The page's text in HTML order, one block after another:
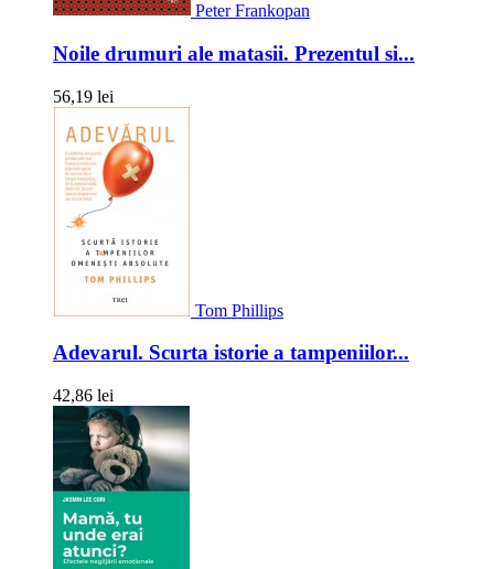
Peter Frankopan
Noile drumuri ale matasii. Prezentul si...
56,19 lei
Tom Phillips
Adevarul. Scurta istorie a tampeniilor...
42,86 lei